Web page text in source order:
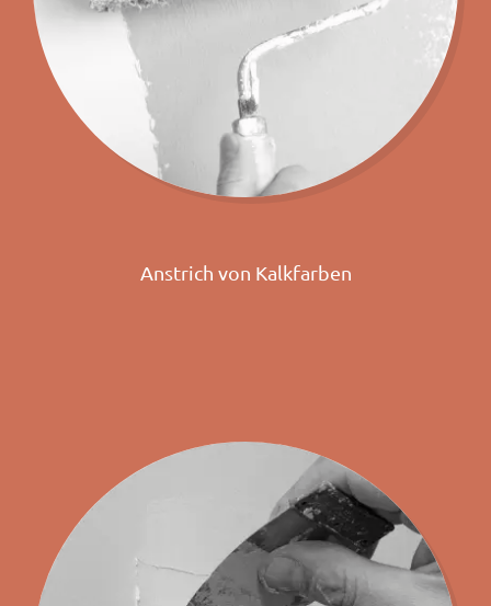
Anstrich von Kalkfarben